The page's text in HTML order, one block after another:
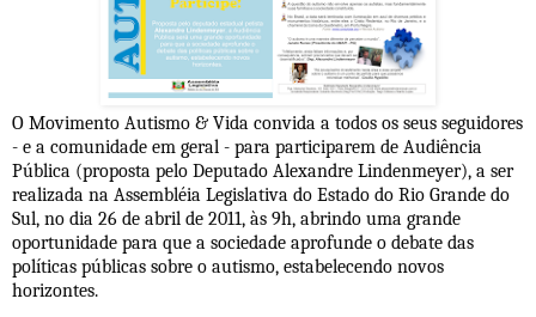
O Movimento Autismo & Vida convida a todos os seus seguidores
- e a comunidade em geral - para participarem de Audiência
Pública (proposta pelo Deputado Alexandre Lindenmeyer), a ser
realizada na Assembléia Legislativa do Estado do Rio Grande do
Sul, no dia 26 de abril de 2011, às 9h, abrindo uma grande
oportunidade para que a sociedade aprofunde o debate das
políticas públicas sobre o autismo, estabelecendo novos
horizontes.